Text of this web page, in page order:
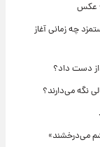
+ عکس
چه زمانی آغاز
از دست داد؟
نگه می‌دارند؟
می‌درخشند»